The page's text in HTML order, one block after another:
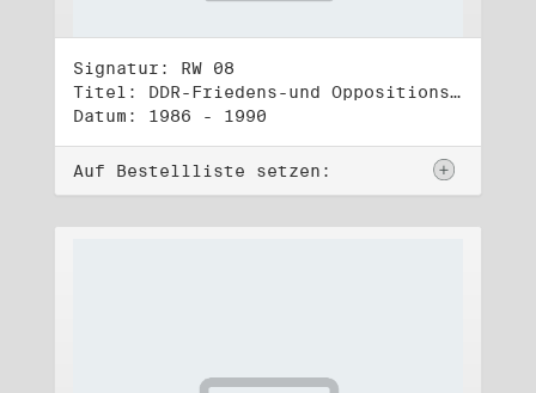
Signatur: RW 08
Titel: DDR-Friedens-und Oppositionsbewegung (1)
Datum: 1986 - 1990
Auf Bestellliste setzen: